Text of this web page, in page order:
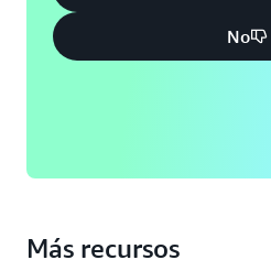
No
Más recursos